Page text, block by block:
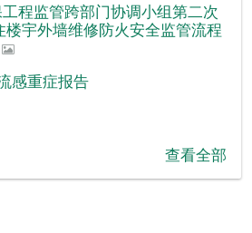
程监管跨部门协调小组第二次
楼宇外墙维修防火安全监管流程
感重症报告
查看全部